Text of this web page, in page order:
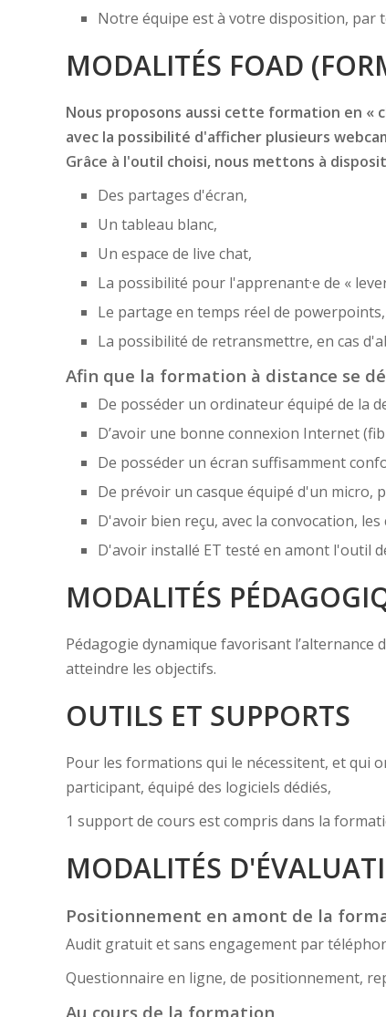
Notre équipe est à votre disposition, par
MODALITÉS FOAD
Nous proposons aussi cette formation en «
avec la possibilité d'afficher plusieurs
Grâce à l'outil choisi, nous mettons à
Des partages d'écran,
Un tableau blanc,
Un espace de live chat,
La possibilité pour l'apprenant·e de «
Le partage en temps réel de
La possibilité de retransmettre, en cas
Afin que la formation à distance se
De posséder un ordinateur équipé de la
D’avoir une bonne connexion Internet
De posséder un écran suffisamment
De prévoir un casque équipé d'un micro,
D'avoir bien reçu, avec la convocation,
D'avoir installé ET testé en amont l'outil
MODALITÉS
Pédagogie dynamique favorisant l’alternance
atteindre les objectifs.
OUTILS ET SUPPORTS
Pour les formations qui le nécessitent, et qui
participant, équipé des logiciels dédiés,
1 support de cours est compris dans la
MODALITÉS
Positionnement en amont de la
Audit gratuit et sans engagement par
Questionnaire en ligne, de positionnement,
Au cours de la formation